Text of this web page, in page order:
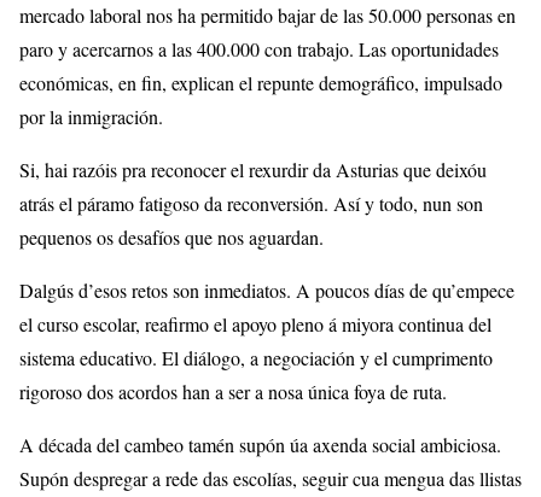
mercado laboral nos ha permitido bajar de las 50.000 personas en
paro y acercarnos a las 400.000 con trabajo. Las oportunidades
económicas, en fin, explican el repunte demográfico, impulsado
por la inmigración.
Si, hai razóis pra reconocer el rexurdir da Asturias que deixóu
atrás el páramo fatigoso da reconversión. Así y todo, nun son
pequenos os desafíos que nos aguardan.
Dalgús d’esos retos son inmediatos. A poucos días de qu’empece
el curso escolar, reafirmo el apoyo pleno á miyora continua del
sistema educativo. El diálogo, a negociación y el cumprimento
rigoroso dos acordos han a ser a nosa única foya de ruta.
A década del cambeo tamén supón úa axenda social ambiciosa.
Supón despregar a rede das escolías, seguir cua mengua das llistas